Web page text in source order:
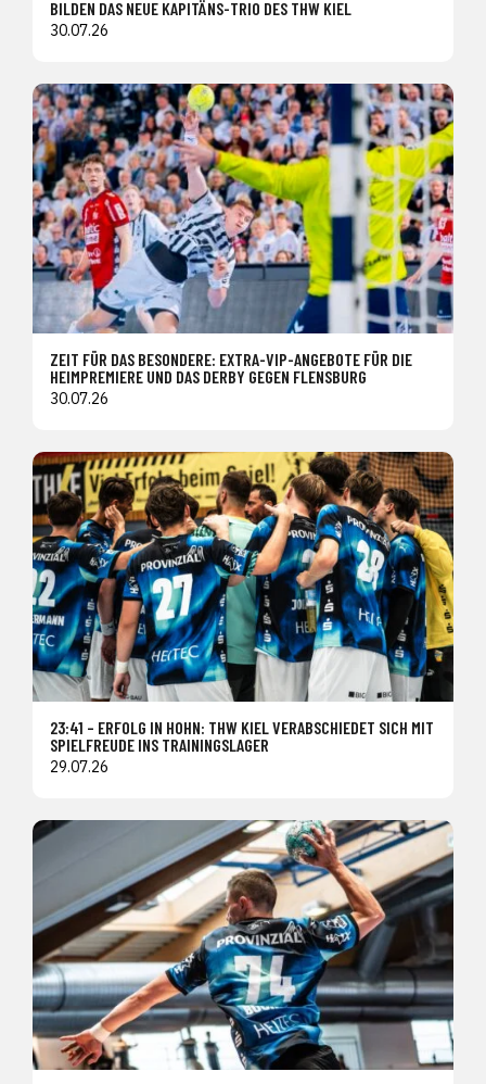
BILDEN DAS NEUE KAPITÄNS-TRIO DES THW KIEL
30.07.26
ZEIT FÜR DAS BESONDERE: EXTRA-VIP-ANGEBOTE FÜR DIE
HEIMPREMIERE UND DAS DERBY GEGEN FLENSBURG
30.07.26
23:41 – ERFOLG IN HOHN: THW KIEL VERABSCHIEDET SICH MIT
SPIELFREUDE INS TRAININGSLAGER
29.07.26